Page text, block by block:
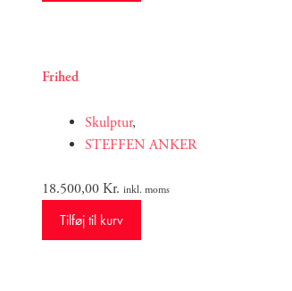
Frihed
Skulptur,
STEFFEN ANKER
18.500,00Kr. inkl. moms
Tilføj til kurv